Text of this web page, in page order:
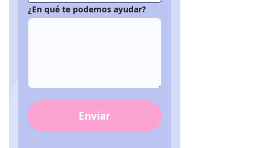
¿En qué te podemos ayudar?
Enviar